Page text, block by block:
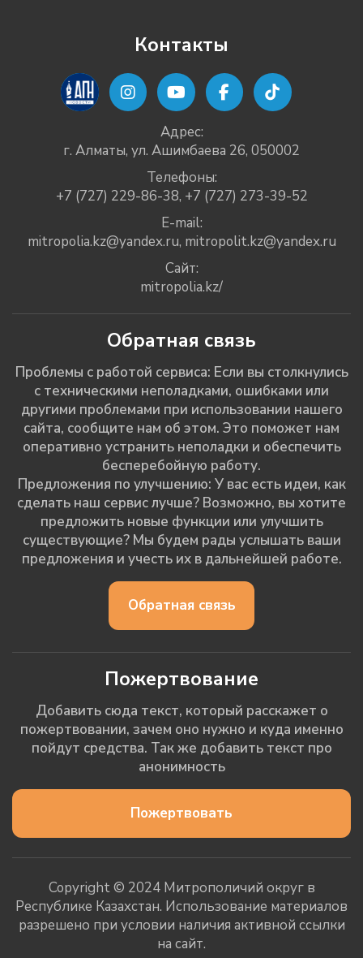
Контакты
Адрес:
г. Алматы, ул. Ашимбаева 26, 050002
Телефоны:
+7 (727) 229-86-38, +7 (727) 273-39-52
E-mail:
mitropolia.kz@yandex.ru, mitropolit.kz@yandex.ru
Сайт:
mitropolia.kz/
Обратная связь
Проблемы с работой сервиса: Если вы столкнулись
с техническими неполадками, ошибками или
другими проблемами при использовании нашего
сайта, сообщите нам об этом. Это поможет нам
оперативно устранить неполадки и обеспечить
бесперебойную работу.
Предложения по улучшению: У вас есть идеи, как
сделать наш сервис лучше? Возможно, вы хотите
предложить новые функции или улучшить
существующие? Мы будем рады услышать ваши
предложения и учесть их в дальнейшей работе.
Обратная связь
Пожертвование
Добавить сюда текст, который расскажет о
пожертвовании, зачем оно нужно и куда именно
пойдут средства. Так же добавить текст про
анонимность
Пожертвовать
Copyright © 2024 Митрополичий округ в
Республике Казахстан. Использование материалов
разрешено при условии наличия активной ссылки
на сайт.